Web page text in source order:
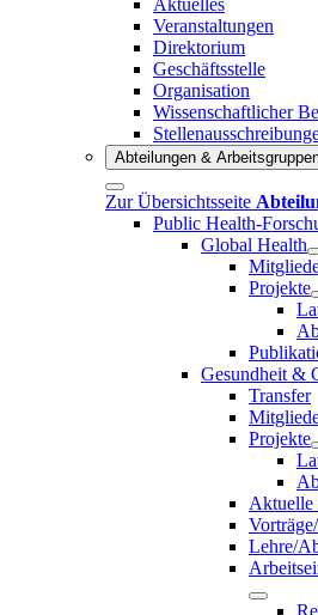
Veranstaltungen
Direktorium
Geschäftsstelle
Organisation
Wissenschaftlicher
Abteilungen &
Zur Übersichtsseite
Public Health-
Global Health
Projekte
Gesundheit &
Transfer
Projekte
Aktuelle
Lehre/